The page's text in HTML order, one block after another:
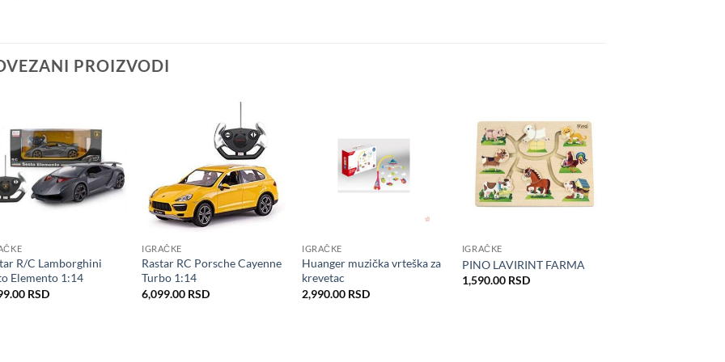
PROIZVODI
R/C Lamborghini
Elemento 1:14
RSD
IGRAČKE
Rastar RC Porsche Cayenne
Turbo 1:14
6,099.00 RSD
IGRAČKE
Huanger muzička vrteška za
krevetac
2,990.00 RSD
IGRAČKE
PINO LAVIRINT FARMA
1,590.00 RSD